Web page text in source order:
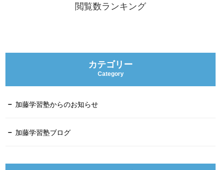
閲覧数ランキング
カテゴリー
Category
加藤学習塾からのお知らせ
加藤学習塾ブログ